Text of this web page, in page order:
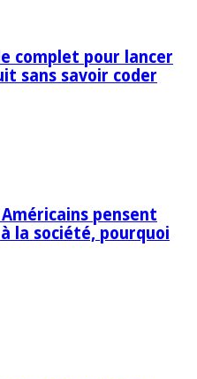
complet pour lancer
sans savoir coder
pensent
la société, pourquoi